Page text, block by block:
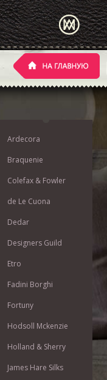
Ardecora
Braquenie
Colefax & Fowler
de Le Cuona
Dedar
Designers Guild
Etro
Fadini Borghi
Fortuny
Hodsoll Mckenzie
Holland & Sherry
James Hare Silks